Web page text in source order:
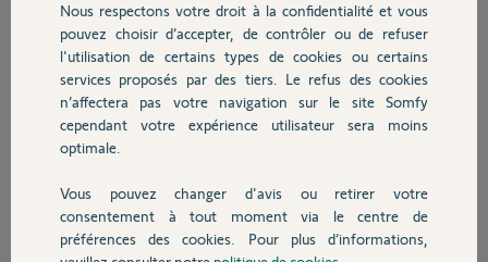
Chauffage
Autres produits
Devis avec un pro
télécommande" mais je retrouve alors mon BSO avec l'interface
tahoma comme "volet roulant" (idem départ), et même avec le nom
que je lui avais donné précédemment.
Précision : on ne peut pas modifier le paramétrage, on peut juste
renommer l'équipement.
Est ce que vous savez comment faire pour refaire la configuration
afin que mon BSO soit bien vu comme un BSO dans tahoma ?
Bonne journée
Stéphane
Nous respectons votre droit à la confidentialité et vous
pouvez choisir d’accepter, de contrôler ou de refuser
l'utilisation de certains types de cookies ou certains
services proposés par des tiers. Le refus des cookies
n’affectera pas votre navigation sur le site Somfy
cependant votre expérience utilisateur sera moins
optimale.
Vous pouvez changer d'avis ou retirer votre
consentement à tout moment via le centre de
préférences des cookies. Pour plus d’informations,